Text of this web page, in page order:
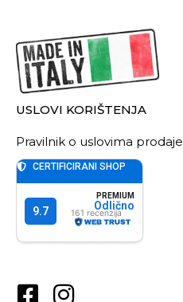
USLOVI KORIŠTENJA
Pravilnik o uslovima prodaje